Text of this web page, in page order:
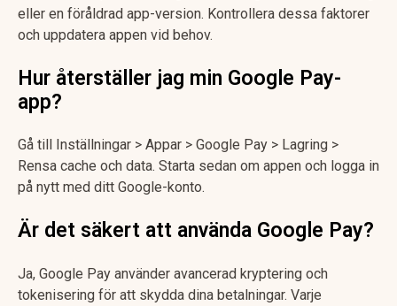
eller en föråldrad app-version. Kontrollera dessa faktorer
och uppdatera appen vid behov.
Hur återställer jag min Google Pay-
app?
Gå till Inställningar > Appar > Google Pay > Lagring >
Rensa cache och data. Starta sedan om appen och logga in
på nytt med ditt Google-konto.
Är det säkert att använda Google Pay?
Ja, Google Pay använder avancerad kryptering och
tokenisering för att skydda dina betalningar. Varje